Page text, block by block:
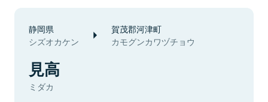
静岡県
シズオカケン
賀茂郡河津町
カモグンカワヅチョウ
見高
ミダカ